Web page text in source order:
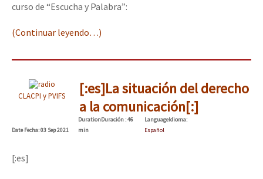
curso de “Escucha y Palabra”:
(Continuar leyendo…)
CLACPI y PVIFS
[:es]La situación del derecho
a la comunicación[:]
DateFecha: 03 Sep 2021
DurationDuración: 46
min
LanguageIdioma:
Español
[:es]